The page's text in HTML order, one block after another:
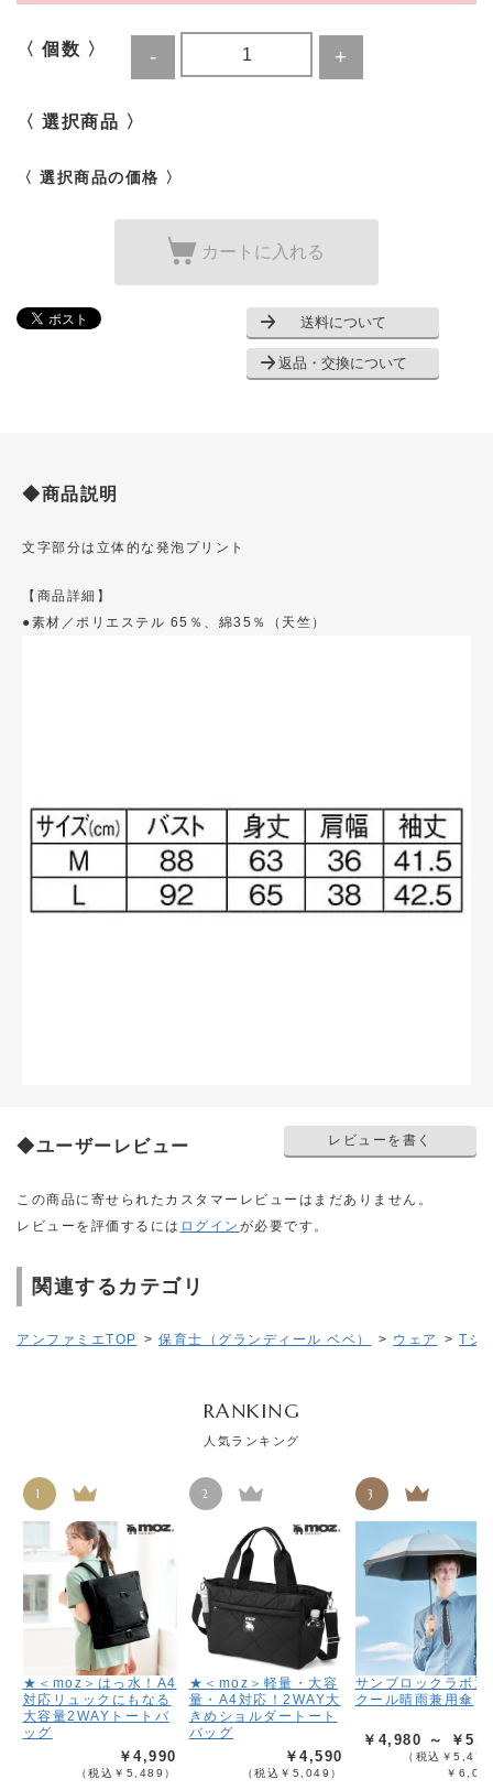
〈 個数 〉
〈 選択商品 〉
〈 選択商品の価格 〉
カートに入れる
送料について
返品・交換について
◆商品説明
文字部分は立体的な発泡プリント
【商品詳細】
●素材／ポリエステル 65％、綿35％（天竺）
◆ユーザーレビュー レビューを書く
この商品に寄せられたカスタマーレビューはまだありません。
レビューを評価するには ログイン が必要です。
関連するカテゴリ
アンファミエTOP > 保育士（グランディール ベベ） > ウェア > Tシ
RANKING
人気ランキング
1
★＜moz＞はっ水！A4
対応リュックにもなる
大容量2WAYトートバ
ッグ
￥4,990
（税込￥5,489）
2
★＜moz＞軽量・大容
量・A4対応！2WAY大
きめショルダートート
バッグ
￥4,590
（税込￥5,049）
3
サンブロックラボ遮
クール晴雨兼用傘
￥4,980 ～ ￥
（税込￥
￥